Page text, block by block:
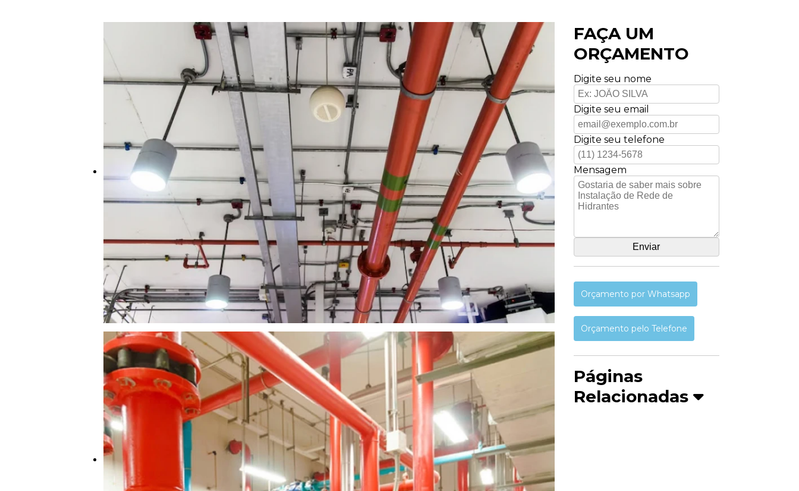
FAÇA UM
ORÇAMENTO
Digite seu nome
Digite seu email
Digite seu telefone
Mensagem
Orçamento por Whatsapp
Orçamento pelo Telefone
Páginas
Relacionadas